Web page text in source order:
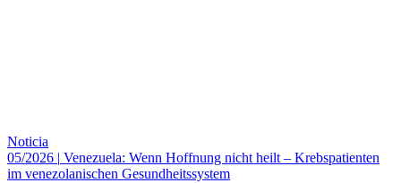
Noticia
05/2026 | Venezuela: Wenn Hoffnung nicht heilt – Krebspatienten
im venezolanischen Gesundheitssystem